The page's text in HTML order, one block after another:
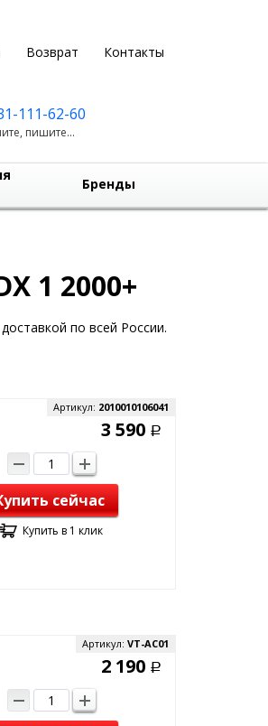
Возврат Контакты
111-62-60
пишите...
Бренды
1 2000+
по всей России.
Артикул: 2010010106041
3 590 Р
сейчас
Купить в 1 клик
Артикул: VT-AC01
2 190 Р